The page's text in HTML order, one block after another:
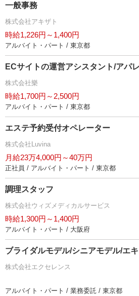
一般事務
株式会社アキザト
時給1,226円～1,400円
アルバイト・パート / 東京都
ECサイトの運営アシスタント/アパ
株式会社樂
時給1,700円～2,500円
アルバイト・パート / 東京都
エステ予約受付オペレーター
株式会社Luvina
月給23万4,000円～40万円
正社員 / アルバイト・パート / 東京都
調理スタッフ
株式会社ウィズメディカルサービス
時給1,300円～1,400円
アルバイト・パート / 大阪府
ブライダルモデル/シニアモデル/エ
株式会社エクセレンス
アルバイト・パート / 業務委託 / 東京都